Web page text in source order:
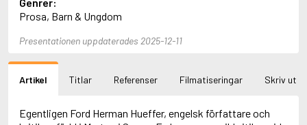
Adbåge, Lisen
Adichie, Chimamanda Ngozi
Adler-Olsen, Jussi
Adlerbeth, Gudmund Jöran
Adolfsson, Eva
Adolfsson, Evert
Prosa, Barn & Ungdom
Presentationen uppdaterades 2025-12-11
Artikel Titlar Referenser Filmatiseringar Skriv ut
Egentligen Ford Herman Hueffer, engelsk författare och